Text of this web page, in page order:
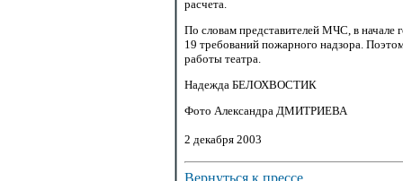
расчета.
По словам представителей МЧС, в начале
19 требований пожарного надзора.
работы театра.
Надежда БЕЛОХВОСТИК
Фото Александра ДМИТРИЕВА
2 декабря 2003
Вернуться к прессе